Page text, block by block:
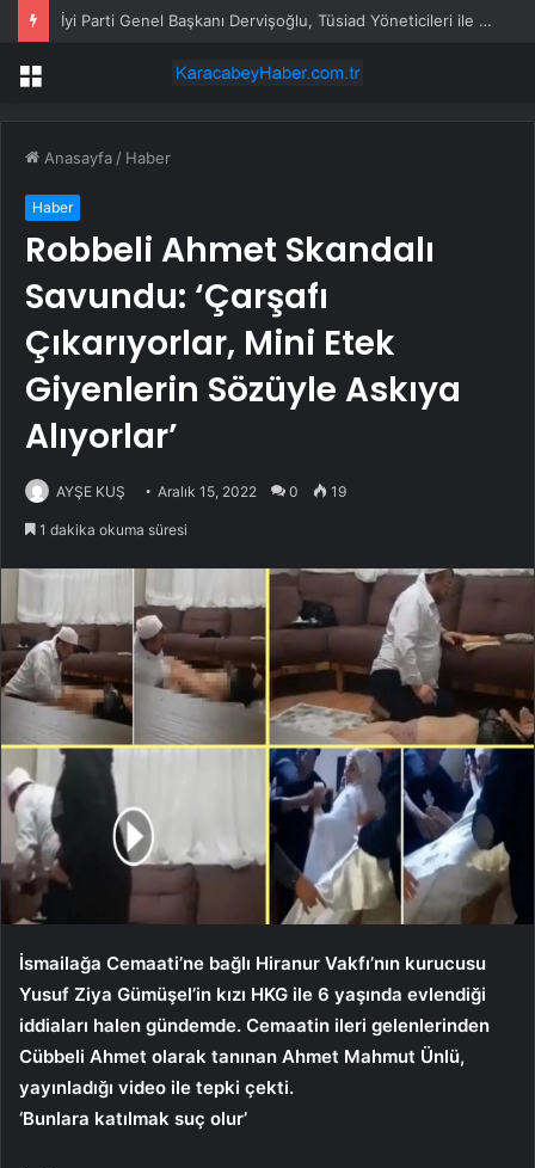
İyi Parti Genel Başkanı Dervişoğlu, Tüsiad Yöneticileri ile Bir Araya Geldi
Menü
Anasayfa / Haber
Haber
Robbeli Ahmet Skandalı
Savundu: ‘Çarşafı
Çıkarıyorlar, Mini Etek
Giyenlerin Sözüyle Askıya
Alıyorlar’
AYŞE KUŞ Aralık 15, 2022 0 19
1 dakika okuma süresi
İsmailağa Cemaati’ne bağlı Hiranur Vakfı’nın kurucusu
Yusuf Ziya Gümüşel’in kızı HKG ile 6 yaşında evlendiği
iddiaları halen gündemde. Cemaatin ileri gelenlerinden
Cübbeli Ahmet olarak tanınan Ahmet Mahmut Ünlü,
yayınladığı video ile tepki çekti.
‘Bunlara katılmak suç olur’